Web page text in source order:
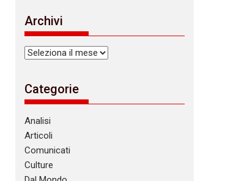
Archivi
Archivi
Categorie
Analisi
Articoli
Comunicati
Culture